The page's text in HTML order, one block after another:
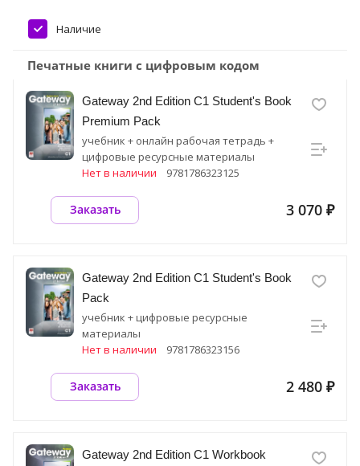
Наличие
Печатные книги с цифровым кодом
Gateway 2nd Edition C1 Student's Book
Premium Pack
учебник + онлайн рабочая тетрадь +
цифровые ресурсные материалы
Нет в наличии
9781786323125
3 070 ₽
Заказать
Gateway 2nd Edition C1 Student's Book
Pack
учебник + цифровые ресурсные
материалы
Нет в наличии
9781786323156
2 480 ₽
Заказать
Gateway 2nd Edition C1 Workbook